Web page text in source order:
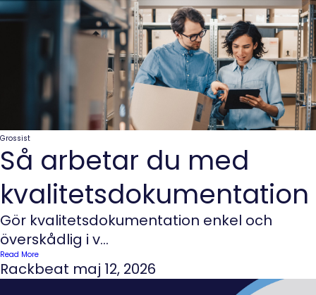
Grossist
Så arbetar du med
kvalitetsdokumentation
Gör kvalitetsdokumentation enkel och
överskådlig i v...
Read More
Rackbeat maj 12, 2026